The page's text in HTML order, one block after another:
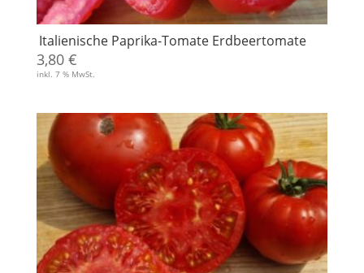
Italienische Paprika-Tomate Erdbeertomate
3,80 €
inkl. 7 % MwSt.